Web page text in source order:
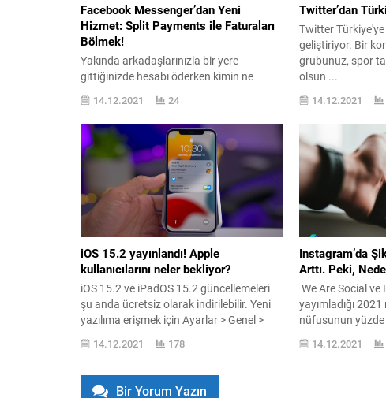
Facebook Messenger’dan Yeni
Hizmet: Split Payments ile Faturaları
Bölmek!
Yakında arkadaşlarınızla bir yere
gittiğinizde hesabı öderken kimin ne
kadar vereceğini hesaplamanın yeni bir
yolunun mümkün olduğunu ...
14.12.2021 24
Twitter’dan
Twitter
geliştiriyor. Bir
grubunuz, spor
olsun ...
14.12.2021
iOS 15.2 yayınlandı! Apple
kullanıcılarını neler bekliyor?
iOS 15.2 ve iPadOS 15.2 güncellemeleri
şu anda ücretsiz olarak indirilebilir. Yeni
yazılıma erişmek için Ayarlar > Genel >
Yazılım ...
14.12.2021 178
Instagram’da
Arttı. Peki,
We Are Social
yayımladığı
nüfusunun yüzde
ve bu
14.12.2021
Bir Yorum Yazın